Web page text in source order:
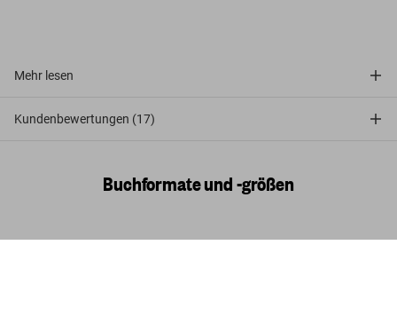
Mehr lesen
Kundenbewertungen (17)
Buchformate und -größen